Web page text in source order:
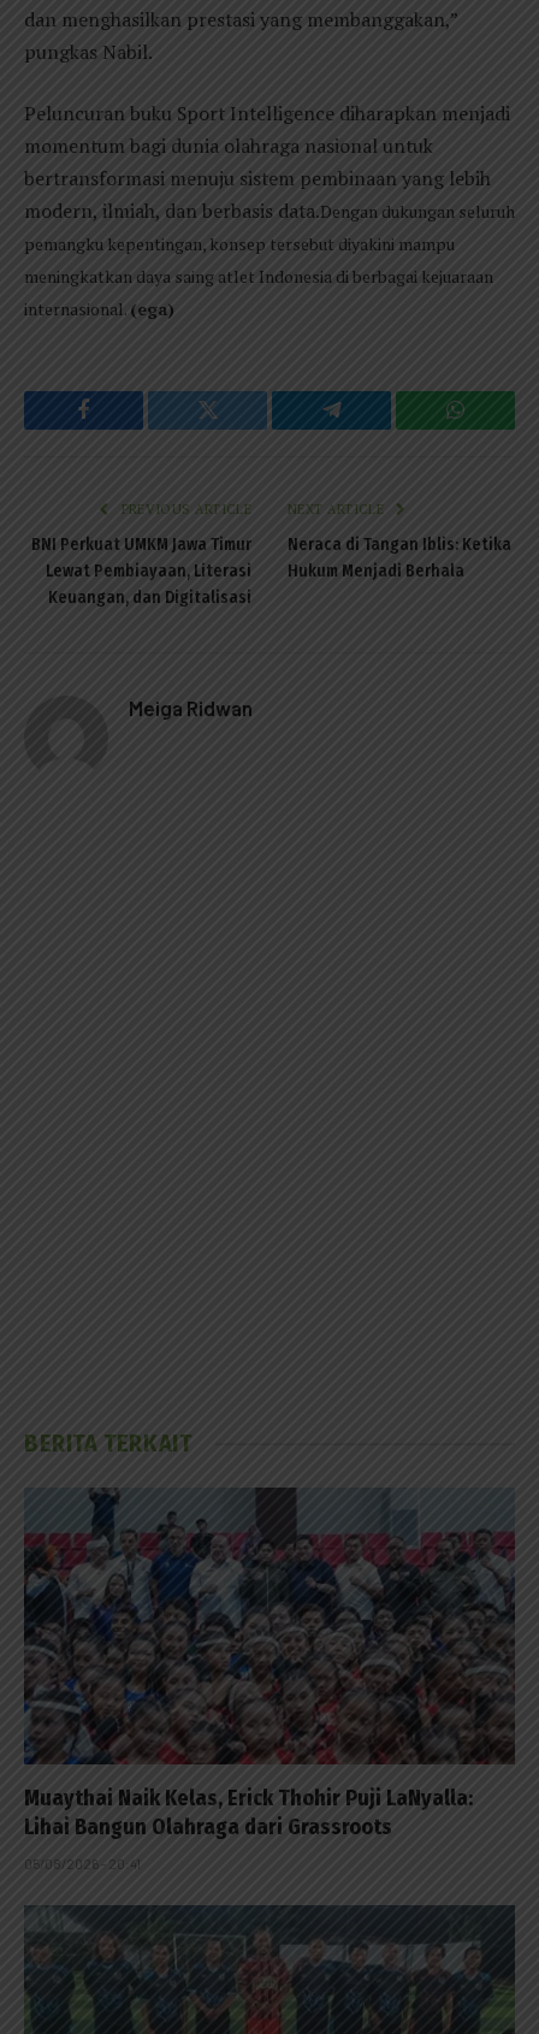
dan menghasilkan prestasi yang membanggakan,”
pungkas Nabil.
Peluncuran buku Sport Intelligence diharapkan menjadi
momentum bagi dunia olahraga nasional untuk
bertransformasi menuju sistem pembinaan yang lebih
modern, ilmiah, dan berbasis data.Dengan dukungan seluruh
pemangku kepentingan, konsep tersebut diyakini mampu
meningkatkan daya saing atlet Indonesia di berbagai kejuaraan
internasional. (ega)
Facebook Twitter Telegram
PREVIOUS ARTICLE
BNI Perkuat UMKM Jawa Timur
Lewat Pembiayaan, Literasi
Keuangan, dan Digitalisasi
NEXT ARTICLE
Neraca di Tangan Iblis: Ketika
Hukum Menjadi Berhala
Meiga Ridwan
BERITA TERKAIT
Muaythai Naik Kelas, Erick Thohir Puji LaNyalla:
Lihai Bangun Olahraga dari Grassroots
05/08/2026 - 20:41